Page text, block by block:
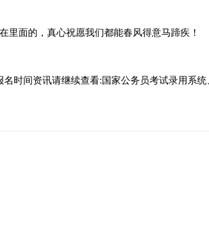
面的，真心祝愿我们都能春风得意马蹄疾！
间资讯请继续查看:国家公务员考试录用系统